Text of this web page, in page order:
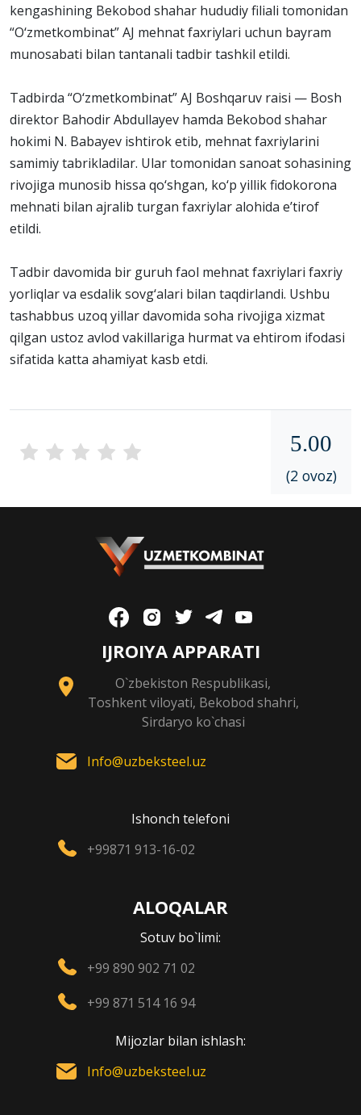
kengashining Bekobod shahar hududiy filiali tomonidan
“O‘zmetkombinat” AJ mehnat faxriylari uchun bayram
munosabati bilan tantanali tadbir tashkil etildi.
Tadbirda “O‘zmetkombinat” AJ Boshqaruv raisi — Bosh
direktor Bahodir Abdullayev hamda Bekobod shahar
hokimi N. Babayev ishtirok etib, mehnat faxriylarini
samimiy tabrikladilar. Ular tomonidan sanoat sohasining
rivojiga munosib hissa qo‘shgan, ko‘p yillik fidokorona
mehnati bilan ajralib turgan faxriylar alohida e’tirof
etildi.
Tadbir davomida bir guruh faol mehnat faxriylari faxriy
yorliqlar va esdalik sovg‘alari bilan taqdirlandi. Ushbu
tashabbus uzoq yillar davomida soha rivojiga xizmat
qilgan ustoz avlod vakillariga hurmat va ehtirom ifodasi
sifatida katta ahamiyat kasb etdi.
5.00
(2 ovoz)
IJROIYA APPARATI
O`zbekiston Respublikasi,
Toshkent viloyati, Bekobod shahri,
Sirdaryo ko`chasi
Info@uzbeksteel.uz
Ishonch telefoni
+99871 913-16-02
ALOQALAR
Sotuv bo`limi:
+99 890 902 71 02
+99 871 514 16 94
Mijozlar bilan ishlash:
Info@uzbeksteel.uz